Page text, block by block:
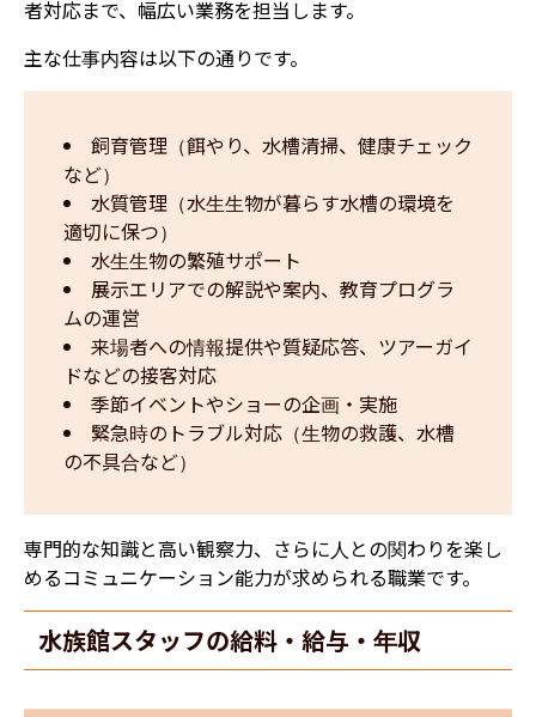
者対応まで、幅広い業務を担当します。
主な仕事内容は以下の通りです。
飼育管理（餌やり、水槽清掃、健康チェック
など）
水質管理（水生生物が暮らす水槽の環境を
適切に保つ）
水生生物の繁殖サポート
展示エリアでの解説や案内、教育プログラ
ムの運営
来場者への情報提供や質疑応答、ツアーガイ
ドなどの接客対応
季節イベントやショーの企画・実施
緊急時のトラブル対応（生物の救護、水槽
の不具合など）
専門的な知識と高い観察力、さらに人との関わりを楽し
めるコミュニケーション能力が求められる職業です。
水族館スタッフの給料・給与・年収